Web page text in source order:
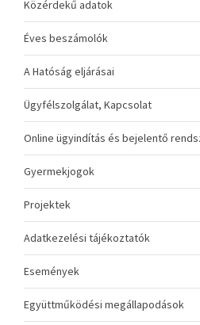
Közérdekű adatok
Éves beszámolók
A Hatóság eljárásai
Ügyfélszolgálat, Kapcsolat
Online ügyindítás és bejelentő
Gyermekjogok
Projektek
Adatkezelési tájékoztatók
Események
Együttműködési megállapodások